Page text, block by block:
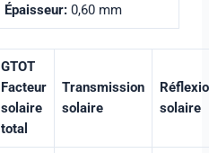
Épaisseur:0,60 mm
GTOT
Facteur
solaire
total
Transmission
solaire
solaire